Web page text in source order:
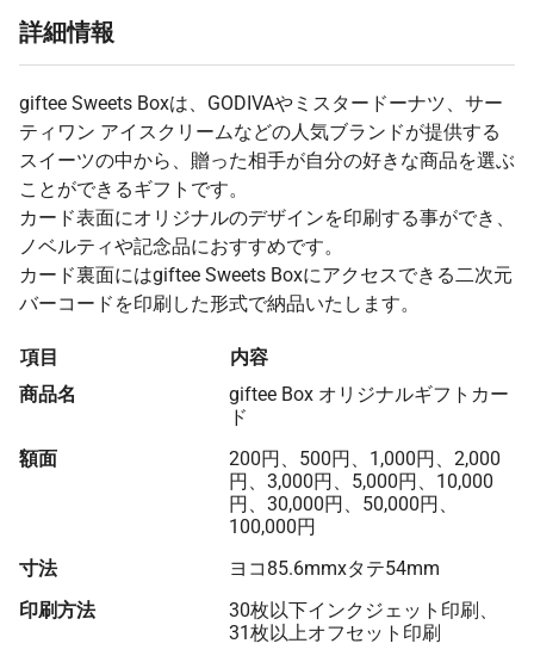
詳細情報
giftee Sweets Boxは、GODIVAやミスタードーナツ、サー
ティワン アイスクリームなどの人気ブランドが提供する
スイーツの中から、贈った相手が自分の好きな商品を選ぶ
ことができるギフトです。
カード表面にオリジナルのデザインを印刷する事ができ、
ノベルティや記念品におすすめです。
カード裏面にはgiftee Sweets Boxにアクセスできる二次元
バーコードを印刷した形式で納品いたします。
項目
内容
商品名
giftee Box オリジナルギフトカー
ド
額面
200円、500円、1,000円、2,000
円、3,000円、5,000円、10,000
円、30,000円、50,000円、
100,000円
寸法
ヨコ85.6mmxタテ54mm
印刷方法
30枚以下インクジェット印刷、
31枚以上オフセット印刷